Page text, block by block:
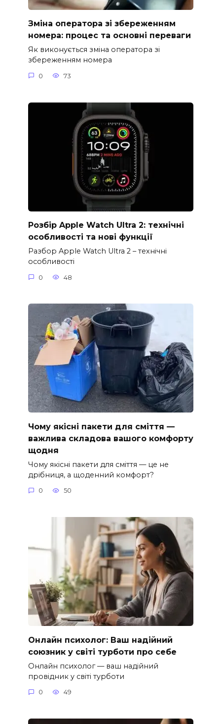
Зміна оператора зі збереженням
номера: процес та основні переваги
Як виконується зміна оператора зі
збереженням номера
0 73
Розбір Apple Watch Ultra 2: технічні
особливості та нові функції
Разбор Apple Watch Ultra 2 – технічні
особливості
0 48
Чому якісні пакети для сміття —
важлива складова вашого комфорту
щодня
Чому якісні пакети для сміття — це не
дрібниця, а щоденний комфорт?
0 50
Онлайн психолог: Ваш надійний
союзник у світі турботи про себе
Онлайн психолог — ваш надійний
провідник у світі турботи
0 49